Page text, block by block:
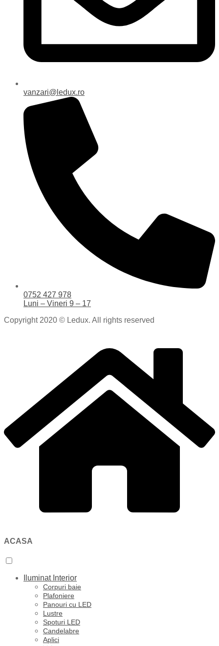
vanzari@ledux.ro
0752 427 978
Luni – Vineri 9 – 17
Copyright 2020 © Ledux. All rights reserved
ACASA
Iluminat Interior
Corpuri baie
Plafoniere
Panouri cu LED
Lustre
Spoturi LED
Candelabre
Aplici